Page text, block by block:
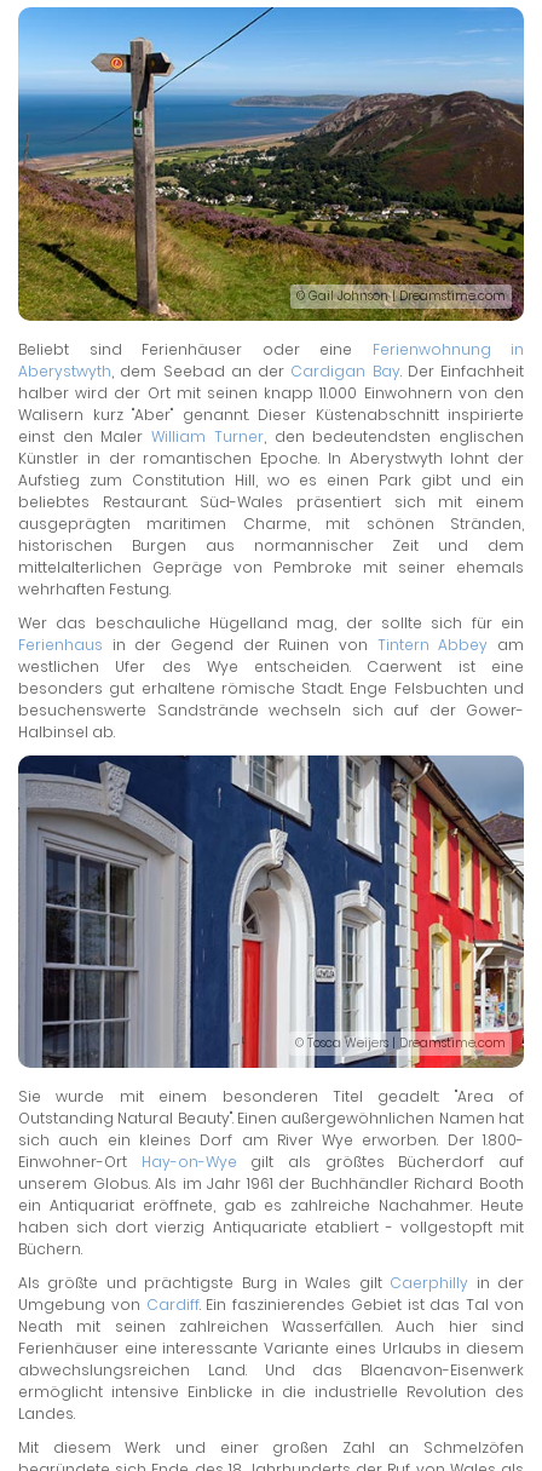
© Gail Johnson | Dreamstime.com
Beliebt sind Ferienhäuser oder eine Ferienwohnung in
Aberystwyth, dem Seebad an der Cardigan Bay. Der Einfachheit
halber wird der Ort mit seinen knapp 11.000 Einwohnern von den
Walisern kurz "Aber" genannt. Dieser Küstenabschnitt inspirierte
einst den MalerWilliam Turner, den bedeutendsten englischen
Künstler in der romantischen Epoche. In Aberystwyth lohnt der
Aufstieg zum Constitution Hill, wo es einen Park gibt und ein
beliebtes Restaurant. Süd-Wales präsentiert sich mit einem
ausgeprägten maritimen Charme, mit schönen Stränden,
historischen Burgen aus normannischer Zeit und dem
mittelalterlichen Gepräge von Pembroke mit seiner ehemals
wehrhaften Festung.
Wer das beschauliche Hügelland mag, der sollte sich für ein
Ferienhaus in der Gegend der Ruinen von Tintern Abbey am
westlichen Ufer des Wye entscheiden. Caerwent ist eine
besonders gut erhaltene römische Stadt. Enge Felsbuchten und
besuchenswerte Sandstrände wechseln sich auf der Gower-
Halbinsel ab.
© Tosca Weijers | Dreamstime.com
Sie wurde mit einem besonderen Titel geadelt: "Area of
Outstanding Natural Beauty". Einen außergewöhnlichen Namen hat
sich auch ein kleines Dorf am River Wye erworben. Der 1.800-
Einwohner-Ort Hay-on-Wye gilt als größtes Bücherdorf auf
unserem Globus. Als im Jahr 1961 der Buchhändler Richard Booth
ein Antiquariat eröffnete, gab es zahlreiche Nachahmer. Heute
haben sich dort vierzig Antiquariate etabliert - vollgestopft mit
Büchern.
Als größte und prächtigste Burg in Wales gilt Caerphilly in der
Umgebung von Cardiff. Ein faszinierendes Gebiet ist das Tal von
Neath mit seinen zahlreichen Wasserfällen. Auch hier sind
Ferienhäuser eine interessante Variante eines Urlaubs in diesem
abwechslungsreichen Land. Und das Blaenavon-Eisenwerk
ermöglicht intensive Einblicke in die industrielle Revolution des
Landes.
Mit diesem Werk und einer großen Zahl an Schmelzöfen